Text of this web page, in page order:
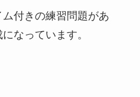
付きの練習問題があ
なっています。